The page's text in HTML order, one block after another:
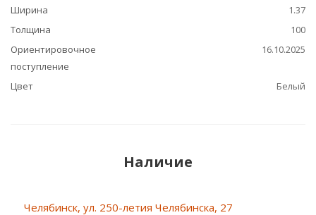
Ширина
1.37
Толщина
100
Ориентировочное
поступление
16.10.2025
Цвет Белый
Наличие
Челябинск, ул. 250-летия Челябинска, 27